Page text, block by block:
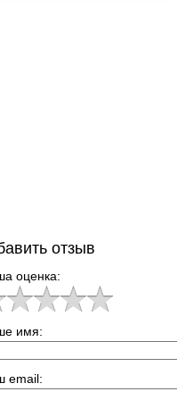
отзыв
оценка:
имя:
email: